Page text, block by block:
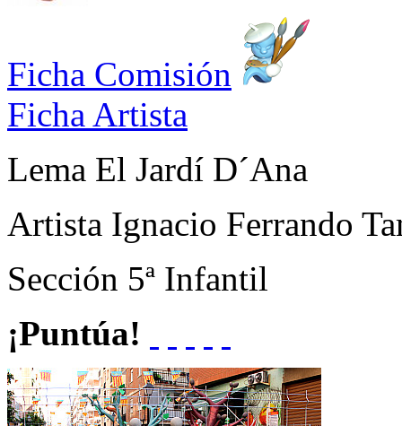
Ficha Comisión
Ficha Artista
Lema El Jardí D´Ana
Artista Ignacio Ferrando
Sección 5ª Infantil
¡Puntúa!